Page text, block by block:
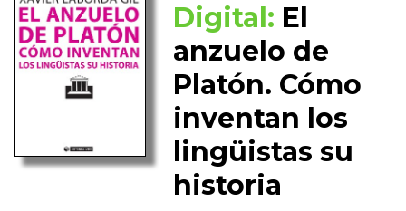
Digital: El
anzuelo de
Platón. Cómo
inventan los
lingüistas su
historia